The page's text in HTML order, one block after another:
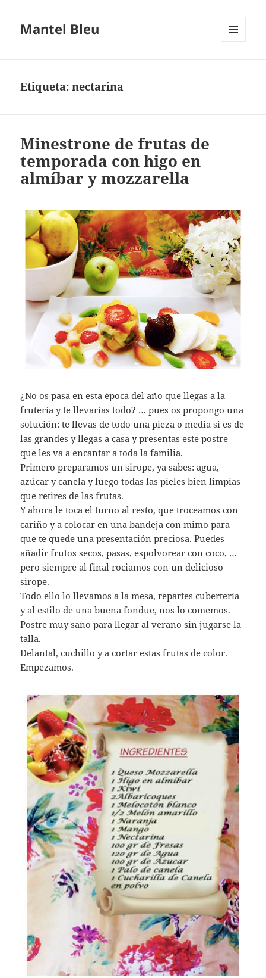
Mantel Bleu
Etiqueta:nectarina
Minestrone de frutas de
temporada con higo en
almíbar y mozzarella
¿No os pasa en esta época del año que llegas a la
frutería y te llevarías todo? … pues os propongo una
solución: te llevas de todo una pieza o media si es de
las grandes y llegas a casa y presentas este postre
que les va a encantar a toda la familia.
Primero preparamos un sirope, ya sabes: agua,
azúcar y canela y luego todas las pieles bien limpias
que retires de las frutas.
Y ahora le toca el turno al resto, que troceamos con
cariño y a colocar en una bandeja con mimo para
que te quede una presentación preciosa. Puedes
añadir frutos secos, pasas, espolvorear con coco, …
pero siempre al final rociamos con un delicioso
sirope.
Todo ello lo llevamos a la mesa, repartes cubertería
y al estilo de una buena fondue, nos lo comemos.
Postre muy sano para llegar al verano sin jugarse la
talla.
Delantal, cuchillo y a cortar estas frutas de color.
Empezamos.